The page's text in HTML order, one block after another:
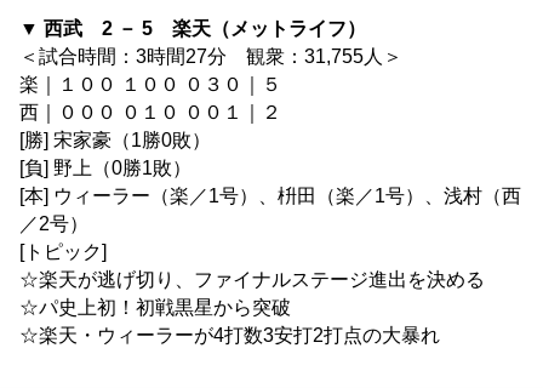
▼ 西武 2 － 5 楽天（メットライフ）
＜試合時間：3時間27分 観衆：31,755人＞
楽｜１００ １００ ０３０｜５
西｜０００ ０１０ ００１｜２
[勝] 宋家豪（1勝0敗）
[負] 野上（0勝1敗）
[本] ウィーラー（楽／1号）、枡田（楽／1号）、浅村（西
／2号）
[トピック]
☆楽天が逃げ切り、ファイナルステージ進出を決める
☆パ史上初！初戦黒星から突破
☆楽天・ウィーラーが4打数3安打2打点の大暴れ